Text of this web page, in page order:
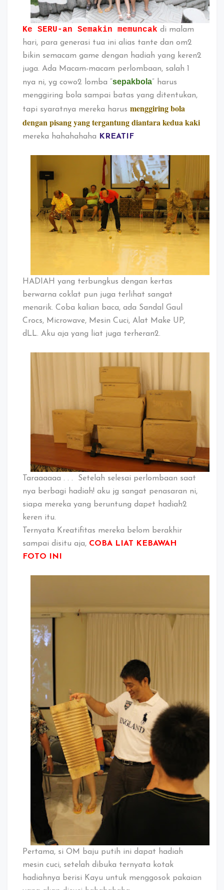
Ke SERU-an Semakin memuncak di malam
hari, para generasi tua ini alias tante dan om2
bikin semacam game dengan hadiah yang keren2
juga. Ada Macam-macam perlombaan, salah 1
nya ni, yg cowo2 lomba “sepakbola” harus
menggiring bola sampai batas yang ditentukan,
tapi syaratnya mereka harus menggiring bola
dengan pisang yang tergantung diantara kedua kaki
mereka hahahahaha KREATIF
HADIAH yang terbungkus dengan kertas
berwarna coklat pun juga terlihat sangat
menarik. Coba kalian baca, ada Sandal Gaul
Crocs, Microwave, Mesin Cuci, Alat Make UP,
dLL. Aku aja yang liat juga terheran2.
Taraaaaaa . . . Setelah selesai perlombaan saat
nya berbagi hadiah! aku jg sangat penasaran ni,
siapa mereka yang beruntung dapet hadiah2
keren itu.
Ternyata Kreatifitas mereka belom berakhir
sampai disitu aja, COBA LIAT KEBAWAH
FOTO INI
Pertama, si OM baju putih ini dapat hadiah
mesin cuci, setelah dibuka ternyata kotak
hadiahnya berisi Kayu untuk menggosok pakaian